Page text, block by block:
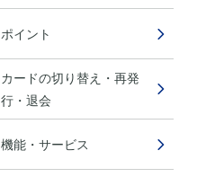
ポイント
カードの切り替え・再発
行・退会
機能・サービス